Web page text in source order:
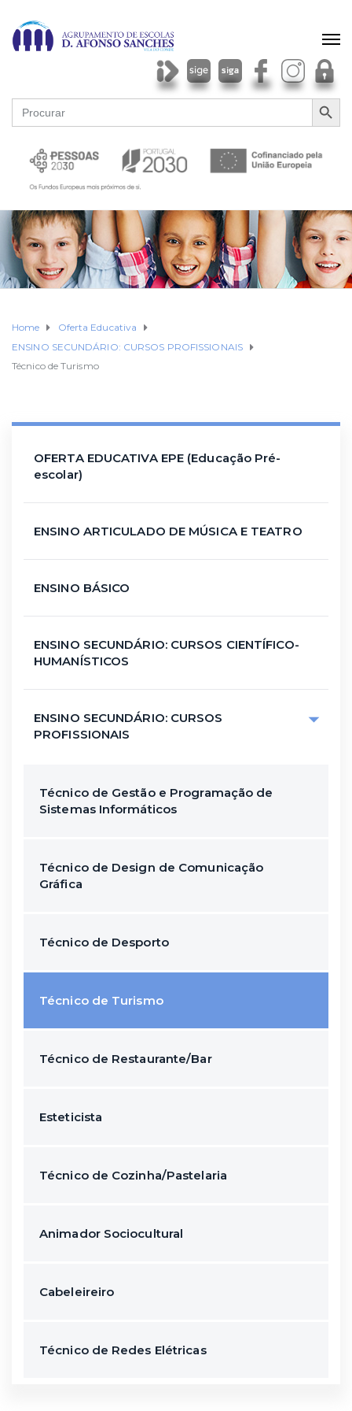
Search
for:
SEARCH
Home
Oferta Educativa
ENSINO SECUNDÁRIO: CURSOS PROFISSIONAIS
Técnico de Turismo
OFERTA EDUCATIVA EPE (Educação Pré-
escolar)
ENSINO ARTICULADO DE MÚSICA E TEATRO
ENSINO BÁSICO
ENSINO SECUNDÁRIO: CURSOS CIENTÍFICO-
HUMANÍSTICOS
ENSINO SECUNDÁRIO: CURSOS
PROFISSIONAIS
Técnico de Gestão e Programação de
Sistemas Informáticos
Técnico de Design de Comunicação
Gráfica
Técnico de Desporto
Técnico de Turismo
Técnico de Restaurante/Bar
Esteticista
Técnico de Cozinha/Pastelaria
Animador Sociocultural
Cabeleireiro
Técnico de Redes Elétricas